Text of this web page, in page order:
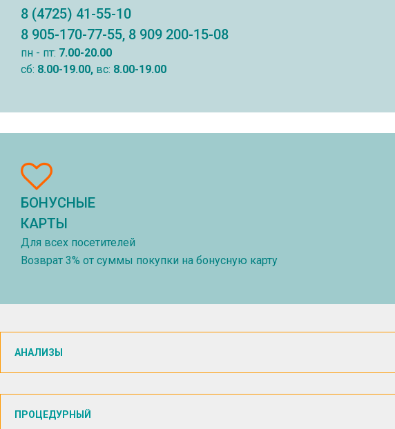
8 (4725) 41-55-10
8 905-170-77-55, 8 909 200-15-08
пн - пт: 7.00-20.00
сб: 8.00-19.00, вс: 8.00-19.00
БОНУСНЫЕ
КАРТЫ
Для всех посетителей
Возврат 3% от суммы покупки на бонусную карту
АНАЛИЗЫ
ПРОЦЕДУРНЫЙ